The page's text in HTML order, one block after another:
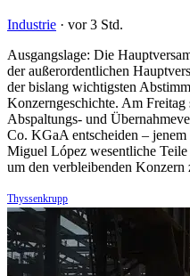
Industrie · vor 3 Std.
Ausgangslage: Die
der außerordentlichen
der bislang wichtigsten
Konzerngeschichte. Am
Abspaltungs- und
Co. KGaA entscheiden –
Miguel López wesentliche
um den verbleibenden
Thyssenkrupp